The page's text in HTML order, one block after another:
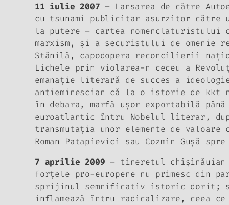
11 iulie 2007 – Lansarea de către
cu tsunami publicitar asurzitor către
la putere – cartea nomenclaturistului
marxism, şi a securistului de omenie
Stănilă, capodopera reconcilierii
Lichele prin violarea-n ceceu a
emanaţie literară de succes a
antieminescian că la o istorie de kkt
în debara, marfă uşor exportabilă
euroatlantic întru Nobelul literar,
transmutaţia unor elemente de
Roman Patapievici sau Cozmin Guşă
7 aprilie 2009– tineretul chişinăuian
forţele pro-europene nu primesc din
sprijinul semnificativ istoric dorit;
inflamează întru radicalizare, ceea